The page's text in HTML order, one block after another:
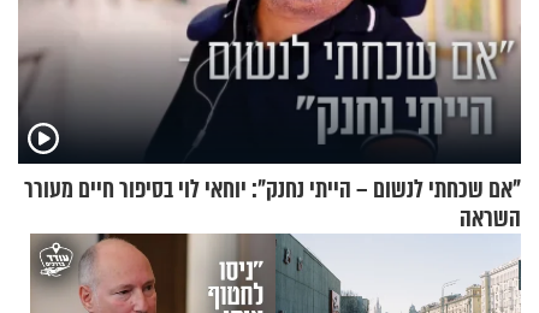
"אם שכחתי לנשום – הייתי נחנק": יוחאי לוי בסיפור חיים מעורר
השראה